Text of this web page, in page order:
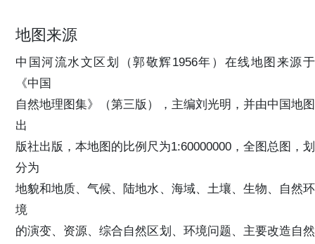
地图来源
中国河流水文区划（郭敬辉1956年）在线地图来源于
《中国
自然地理图集》（第三版），主编刘光明，并由中国地图
出
版社出版，本地图的比例尺为1:60000000，全图总图，划
分为
地貌和地质、气候、陆地水、海域、土壤、生物、自然环
境
的演变、资源、综合自然区划、环境问题、主要改造自然